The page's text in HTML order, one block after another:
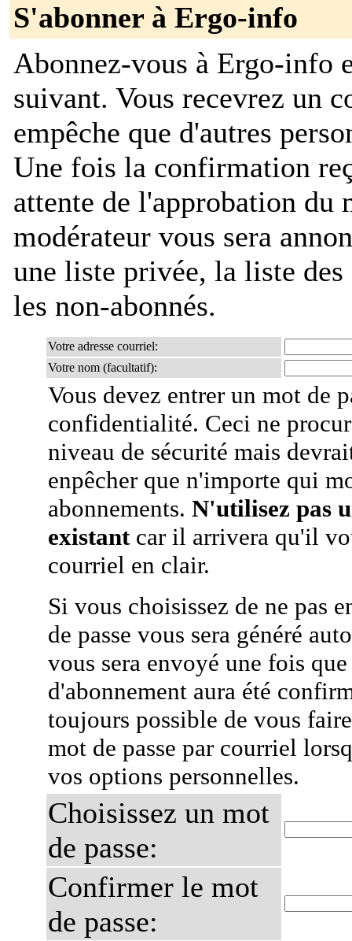
S'abonner à Ergo-info
Abonnez-vous à Ergo-info
suivant. Vous recevrez un
empêche que d'autres
Une fois la confirmation
attente de l'approbation du
modérateur vous sera
une liste privée, la liste des
les non-abonnés.
Votre adresse courriel:
Votre nom (facultatif):
Vous devez entrer un mot de
confidentialité. Ceci ne
niveau de sécurité mais
enpêcher que n'importe qui
abonnements. N'utilisez pas
existantcar il arrivera qu'il
courriel en clair.
Si vous choisissez de ne pas
de passe vous sera généré
vous sera envoyé une fois
d'abonnement aura été
toujours possible de vous
mot de passe par courriel
vos options personnelles.
Choisissez un mot
de passe:
Confirmer le mot
de passe: